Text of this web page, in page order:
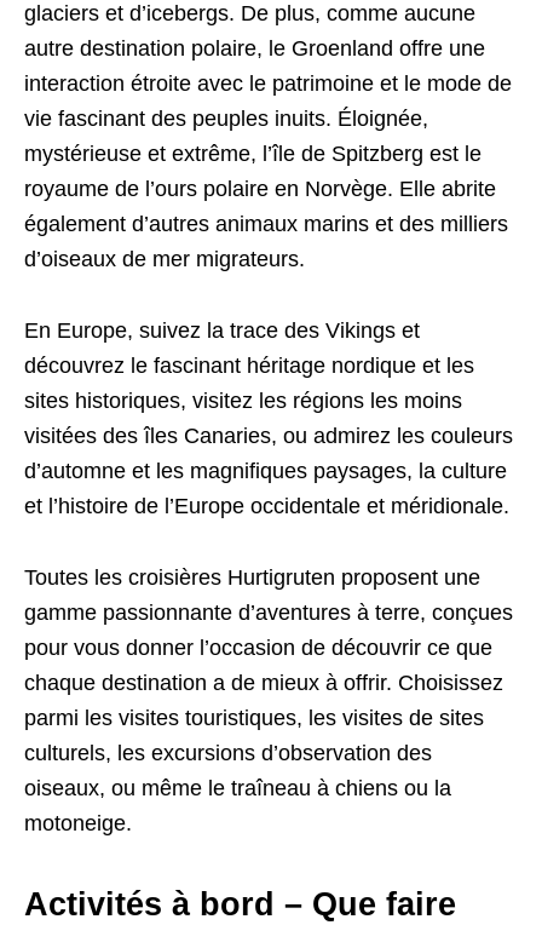
glaciers et d’icebergs. De plus, comme aucune
autre destination polaire, le Groenland offre une
interaction étroite avec le patrimoine et le mode de
vie fascinant des peuples inuits. Éloignée,
mystérieuse et extrême, l’île de Spitzberg est le
royaume de l’ours polaire en Norvège. Elle abrite
également d’autres animaux marins et des milliers
d’oiseaux de mer migrateurs.
En Europe, suivez la trace des Vikings et
découvrez le fascinant héritage nordique et les
sites historiques, visitez les régions les moins
visitées des îles Canaries, ou admirez les couleurs
d’automne et les magnifiques paysages, la culture
et l’histoire de l’Europe occidentale et méridionale.
Toutes les croisières Hurtigruten proposent une
gamme passionnante d’aventures à terre, conçues
pour vous donner l’occasion de découvrir ce que
chaque destination a de mieux à offrir. Choisissez
parmi les visites touristiques, les visites de sites
culturels, les excursions d’observation des
oiseaux, ou même le traîneau à chiens ou la
motoneige.
Activités à bord – Que faire